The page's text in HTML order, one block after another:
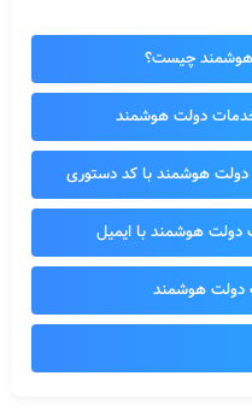
هوشمند چیست؟
خدمات دولت هوشمند
دولت هوشمند با کد دستوری
دولت هوشمند با ایمیل
دولت هوشمند